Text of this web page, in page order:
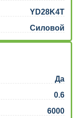
YD28K4T
Силовой
Да
0.6
6000